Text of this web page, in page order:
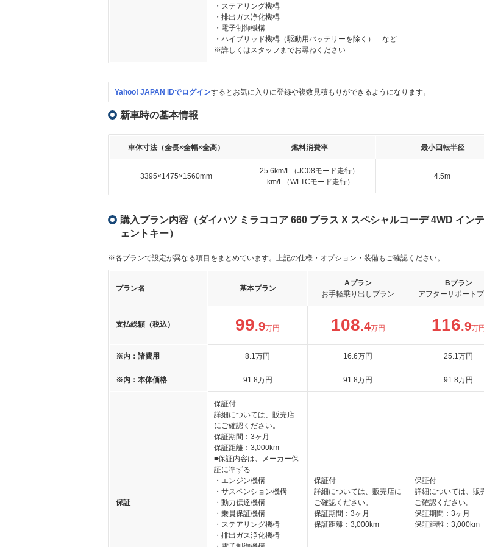
・ステアリング機構
・排出ガス浄化機構
・電子制御機構
・ハイブリッド機構（駆動用バッテリーを除く） など
※詳しくはスタッフまでお尋ねください
Yahoo! JAPAN IDでログインするとお気に入りに登録や複数見積もりができるようになります。
新車時の基本情報
車体寸法（全長×全幅×全高） 燃料消費率 最小回転半径
3395×1475×1560mm
25.6km/L（JC08モード走行）
-km/L（WLTCモード走行）
4.5m
購入プラン内容（ダイハツ ミラココア 660 プラス X スペシャルコーデ 4WD イン
ェントキー）
※各プランで設定が異なる項目をまとめています。上記の仕様・オプション・装備もご確認ください。
プラン名 基本プラン
Aプラン
お手軽乗り出しプラン
Bプラン
アフターサポート
支払総額（税込） 99.9万円 108.4万円 116.9万円
※内：諸費用 8.1万円 16.6万円 25.1万円
※内：本体価格 91.8万円 91.8万円 91.8万円
保証
保証付
詳細については、販売店
にご確認ください。
保証期間：3ヶ月
保証距離：3,000km
■保証内容は、メーカー保
証に準ずる
・エンジン機構
・サスペンション機構
・動力伝達機構
・乗員保証機構
・ステアリング機構
・排出ガス浄化機構
保証付
詳細については、販売店に
ご確認ください。
保証期間：3ヶ月
保証距離：3,000km
保証付
詳細については、販
ご確認ください。
保証期間：3ヶ月
保証距離：3,000km